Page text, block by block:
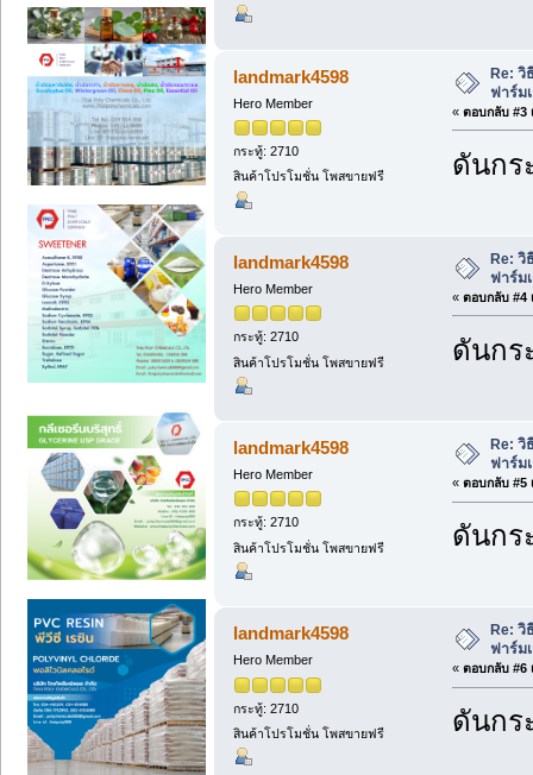
landmark4598
Hero Member
กระทู้: 2710
สินค้าโปรโมชั่น โพสขายฟรี
Re: วิ
ฟาร์ม
« ตอบกลับ #3
ดันกร
landmark4598
Hero Member
กระทู้: 2710
สินค้าโปรโมชั่น โพสขายฟรี
Re: วิ
ฟาร์ม
« ตอบกลับ #4
ดันกร
landmark4598
Hero Member
กระทู้: 2710
สินค้าโปรโมชั่น โพสขายฟรี
Re: วิ
ฟาร์ม
« ตอบกลับ #5
ดันกร
landmark4598
Hero Member
กระทู้: 2710
สินค้าโปรโมชั่น โพสขายฟรี
Re: วิ
ฟาร์ม
« ตอบกลับ #6
ดันกร